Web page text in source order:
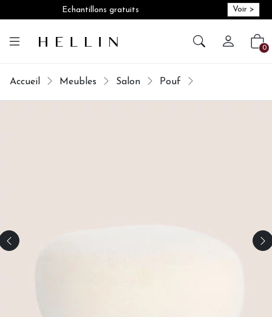
Echantillons gratuits Voir >
Créer 0
Accueil Meubles Salon Pouf